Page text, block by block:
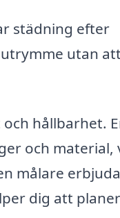
städning efter
utan att
hållbarhet.
och material,
målare
dig att